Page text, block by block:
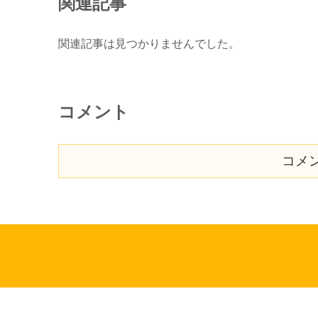
関連記事は見つかりませんでした。
コメント
コメ